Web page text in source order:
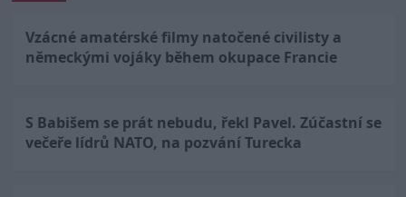
Vzácné amatérské filmy natočené civilisty a
německými vojáky během okupace Francie
S Babišem se prát nebudu, řekl Pavel. Zúčastní se
večeře lídrů NATO, na pozvání Turecka